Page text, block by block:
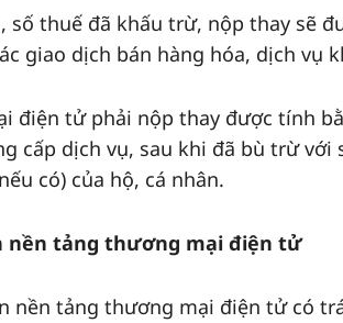
thuế đã khấu trừ, nộp thay sẽ
giao dịch bán hàng hóa, dịch vụ
điện tử phải nộp thay được tính
cấp dịch vụ, sau khi đã bù trừ với
có) của hộ, cá nhân.
nền tảng thương mại điện tử
nền tảng thương mại điện tử có